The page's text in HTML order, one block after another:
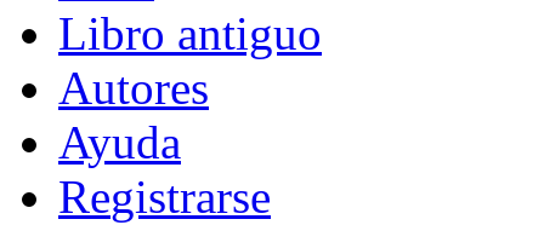
Libro antiguo
Autores
Ayuda
Registrarse